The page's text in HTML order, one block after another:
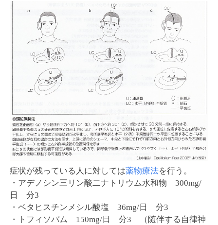
症状が残っている人に対しては薬物療法を行う。
・アデノシン三リン酸二ナトリウム水和物 300mg/
日 分3
・ベタヒスチンメシル酸塩 36mg/日 分3
・トフィソパム 150mg/日 分3 （随伴する自律神